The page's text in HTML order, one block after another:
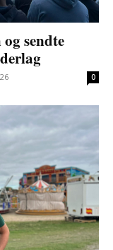
sendte
0